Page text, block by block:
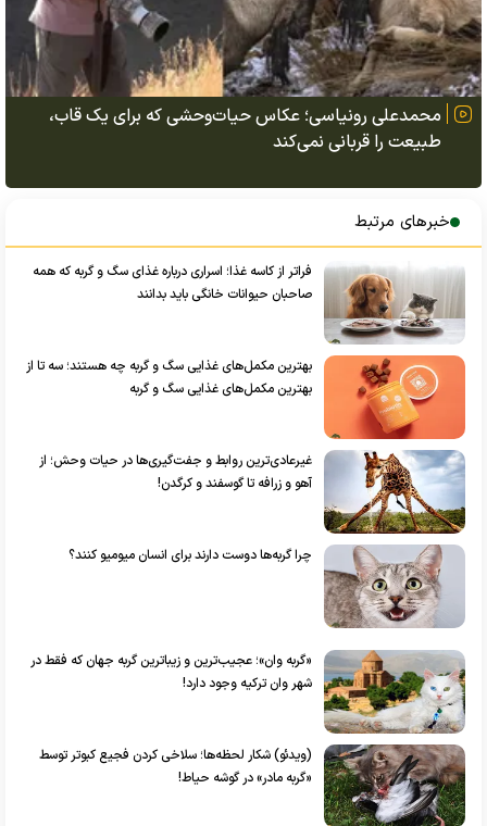
محمدعلی رونیاسی؛ عکاس حیات‌وحشی که برای یک قاب،
طبیعت را قربانی نمی‌کند
خبرهای مرتبط
فراتر از کاسه غذا؛ اسراری درباره غذای سگ و گربه که همه
صاحبان حیوانات خانگی باید بدانند
بهترین مکمل‌های غذایی سگ و گربه چه هستند؛ سه تا از
بهترین مکمل‌های غذایی سگ و گربه
غیرعادی‌ترین روابط و جفت‌گیری‌ها در حیات وحش؛ از
آهو و زرافه تا گوسفند و کرگدن!
چرا گربه‌ها دوست دارند برای انسان میومیو کنند؟
«گربه وان»؛ عجیب‌ترین و زیباترین گربه جهان که فقط در
شهر وان ترکیه وجود دارد!
(ویدئو) شکار لحظه‌ها؛ سلاخی کردن فجیع کبوتر توسط
«گربه مادر» در گوشه حیاط!